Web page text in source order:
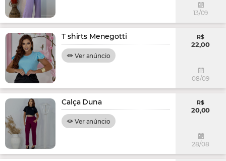
13/09
T shirts Menegotti
Ver anúncio
R$
22,00
08/09
Calça Duna
Ver anúncio
R$
20,00
28/08